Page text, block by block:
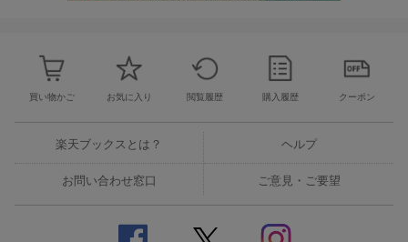
買い物かご お気に入り 閲覧履歴 購入履歴 クーポン
楽天ブックスとは？ ヘルプ
お問い合わせ窓口 ご意見・ご要望